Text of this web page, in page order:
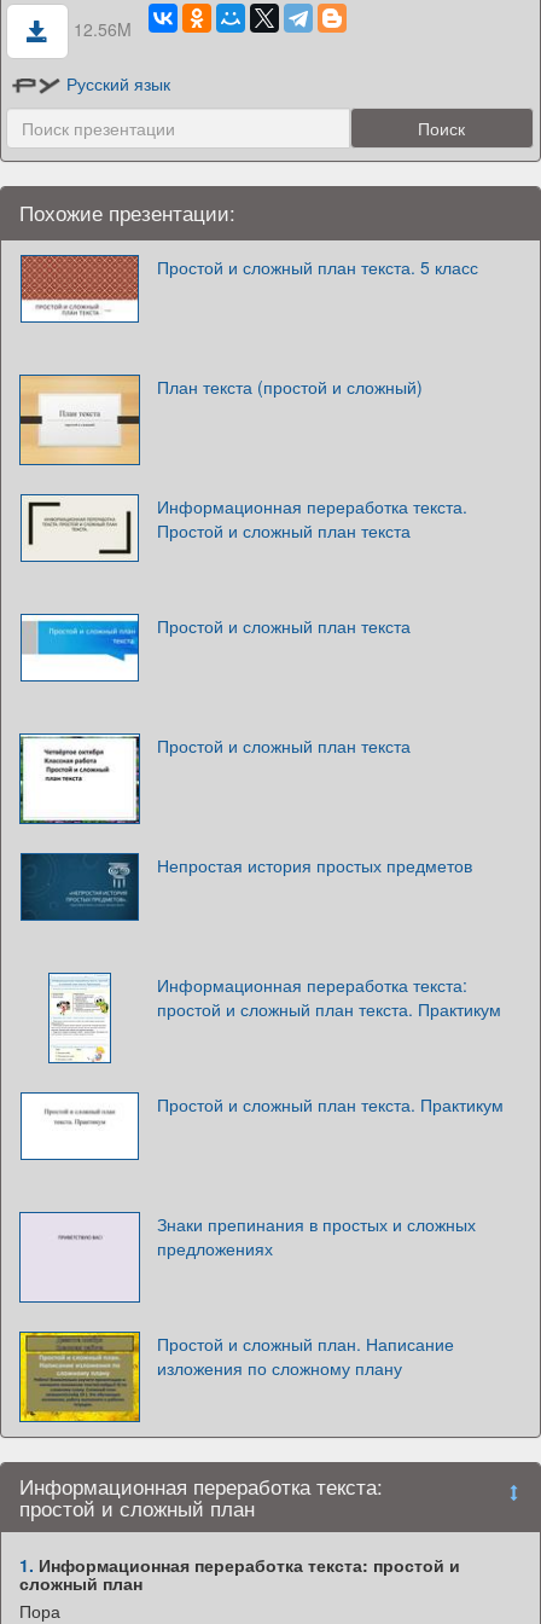
12.56M
Русский язык
Похожие презентации:
Простой и сложный план текста. 5 класс
План текста (простой и сложный)
Информационная переработка текста.
Простой и сложный план текста
Простой и сложный план текста
Простой и сложный план текста
Непростая история простых предметов
Информационная переработка текста:
простой и сложный план текста. Практикум
Простой и сложный план текста. Практикум
Знаки препинания в простых и сложных
предложениях
Простой и сложный план. Написание
изложения по сложному плану
Информационная переработка текста:
простой и сложный план
1. Информационная переработка текста: простой и
сложный план
Пора